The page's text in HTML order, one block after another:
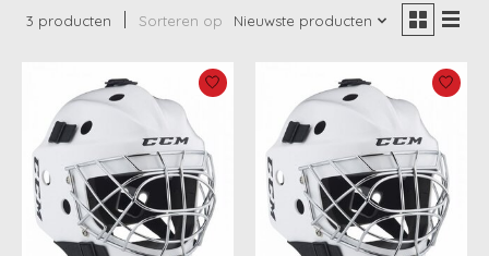
3 producten Sorteren op Nieuwste producten